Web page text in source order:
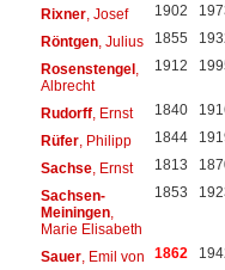
Rixner, Josef 1902
Röntgen, Julius 1855
Rosenstengel,
Albrecht
1912
Rudorff, Ernst 1840
Rüfer, Philipp 1844
Sachse, Ernst 1813
Sachsen-
Meiningen,
Marie Elisabeth
1853
Sauer, Emil von 1862